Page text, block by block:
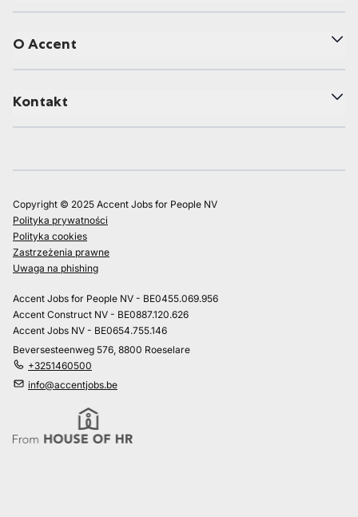
O Accent
Kontakt
Copyright © 2025 Accent Jobs for People NV
Polityka prywatności
Polityka cookies
Zastrzeżenia prawne
Uwaga na phishing
Accent Jobs for People NV - BE0455.069.956
Accent Construct NV - BE0887.120.626
Accent Jobs NV - BE0654.755.146
Beversesteenweg 576, 8800 Roeselare
+3251460500
info@accentjobs.be